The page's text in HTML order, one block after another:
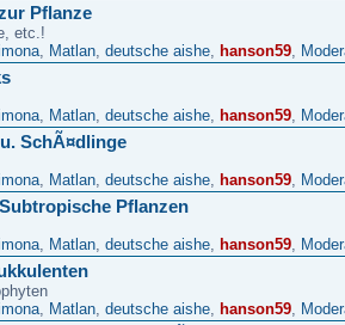
Pflanze
etc.!
Matlan deutsche aishe hanson59
Matlan deutsche aishe hanson59
SchÃ¤dlinge
Matlan deutsche aishe hanson59
Pflanzen
Matlan deutsche aishe hanson59
Matlan deutsche aishe hanson59